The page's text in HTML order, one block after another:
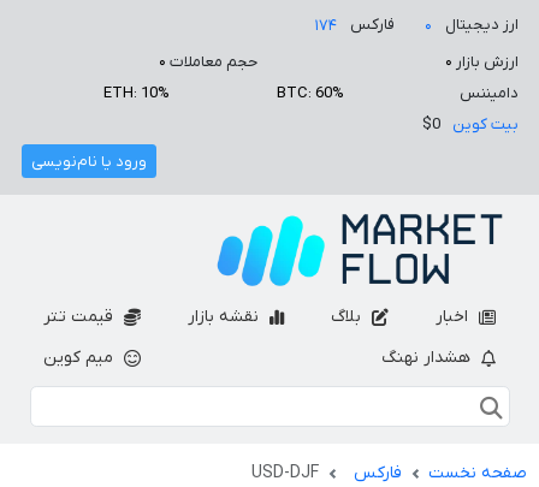
ارز دیجیتال ۰ فارکس
۱۷۴
ارزش بازار ۰ حجم معاملات ۰
دامیننس
BTC: 60%
ETH: 10%
بیت کوین
$0
ورود یا نام‌نویسی
اخبار بلاگ نقشه بازار
قیمت تتر
هشدار نهنگ
میم کوین
صفحه نخست فارکس USD-DJF